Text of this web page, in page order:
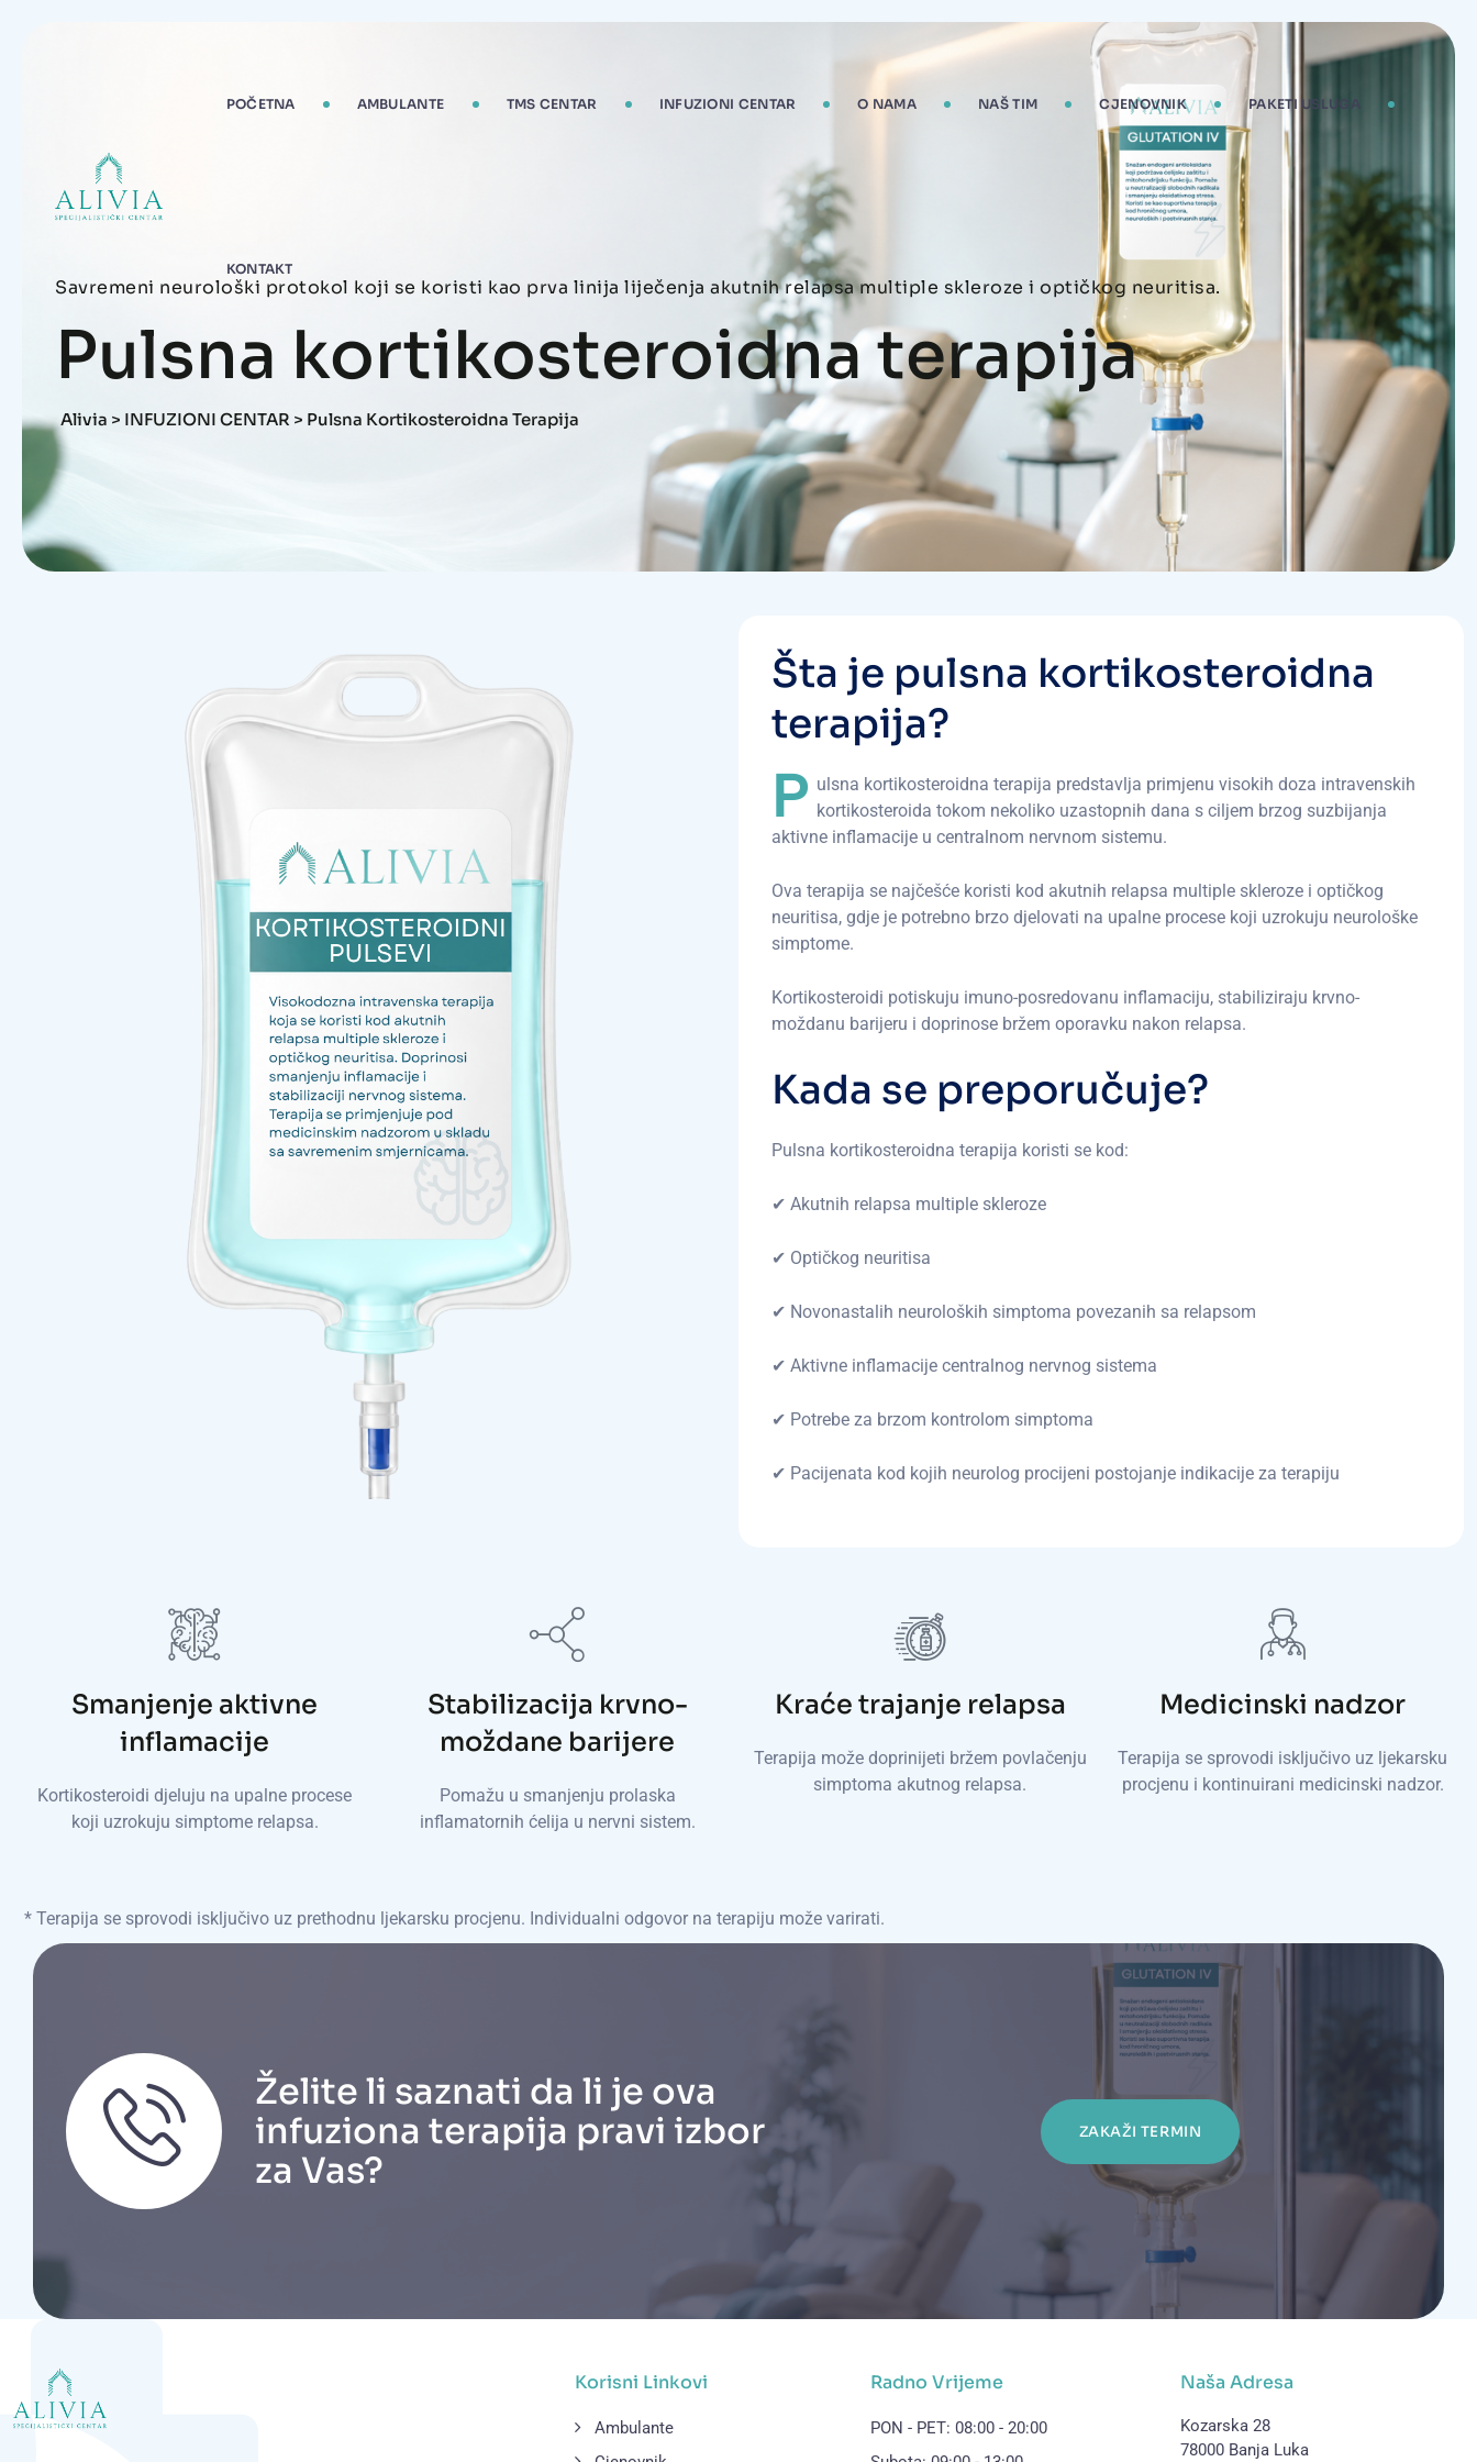
POČETNA AMBULANTE TMS CENTAR INFUZIONI CENTAR O NAMA NAŠ TIM CJENOVNIK PAKETI USLUGA
KONTAKT
Savremeni neurološki protokol koji se koristi kao prva linija liječenja akutnih relapsa multiple skleroze i optičkog neuritisa.
Pulsna kortikosteroidna terapija
Alivia > INFUZIONI CENTAR > Pulsna Kortikosteroidna Terapija
Šta je pulsna kortikosteroidna
terapija?
P ulsna kortikosteroidna terapija predstavlja primjenu visokih doza intravenskih
kortikosteroida tokom nekoliko uzastopnih dana s ciljem brzog suzbijanja
aktivne inflamacije u centralnom nervnom sistemu.
Ova terapija se najčešće koristi kod akutnih relapsa multiple skleroze i optičkog
neuritisa, gdje je potrebno brzo djelovati na upalne procese koji uzrokuju neurološke
simptome.
Kortikosteroidi potiskuju imuno-posredovanu inflamaciju, stabiliziraju krvno-
moždanu barijeru i doprinose bržem oporavku nakon relapsa.
Kada se preporučuje?
Pulsna kortikosteroidna terapija koristi se kod:
✔ Akutnih relapsa multiple skleroze
✔ Optičkog neuritisa
✔ Novonastalih neuroloških simptoma povezanih sa relapsom
✔ Aktivne inflamacije centralnog nervnog sistema
✔ Potrebe za brzom kontrolom simptoma
✔ Pacijenata kod kojih neurolog procijeni postojanje indikacije za terapiju
Smanjenje aktivne
inflamacije
Kortikosteroidi djeluju na upalne procese
koji uzrokuju simptome relapsa.
Stabilizacija krvno-
moždane barijere
Pomažu u smanjenju prolaska
inflamatornih ćelija u nervni sistem.
Kraće trajanje relapsa
Terapija može doprinijeti bržem povlačenju
simptoma akutnog relapsa.
Medicinski nadzor
Terapija se sprovodi isključivo uz ljekarsku
procjenu i kontinuirani medicinski nadzor.
* Terapija se sprovodi isključivo uz prethodnu ljekarsku procjenu. Individualni odgovor na terapiju može varirati.
Želite li saznati da li je ova
infuziona terapija pravi izbor
za Vas?
ZAKAŽI TERMIN
Korisni Linkovi
Ambulante
Radno Vrijeme
PON - PET: 08:00 - 20:00
Naša Adresa
Kozarska 28
78000 Banja Luka